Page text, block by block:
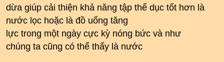
dừa giúp cải thiện khả năng tập thể dục tốt hơn là
nước lọc hoặc là đồ uống tăng
lực trong một ngày cực kỳ nóng bức và như
chúng ta cũng có thể thấy là nước